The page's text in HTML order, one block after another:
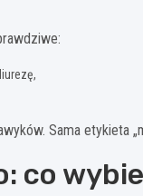
Sama etykieta
co